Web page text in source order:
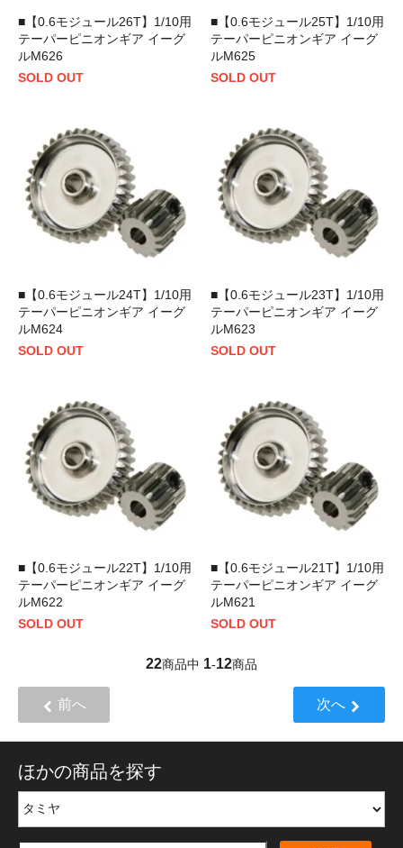
■【0.6モジュール26T】1/10用
テーパーピニオンギア イーグ
ルM626
SOLD OUT
■【0.6モジュール25T】1/10用
テーパーピニオンギア イーグ
ルM625
SOLD OUT
■【0.6モジュール24T】1/10用
テーパーピニオンギア イーグ
ルM624
SOLD OUT
■【0.6モジュール23T】1/10用
テーパーピニオンギア イーグ
ルM623
SOLD OUT
■【0.6モジュール22T】1/10用
テーパーピニオンギア イーグ
ルM622
SOLD OUT
■【0.6モジュール21T】1/10用
テーパーピニオンギア イーグ
ルM621
SOLD OUT
22商品中 1-12商品
前へ 次へ
ほかの商品を探す